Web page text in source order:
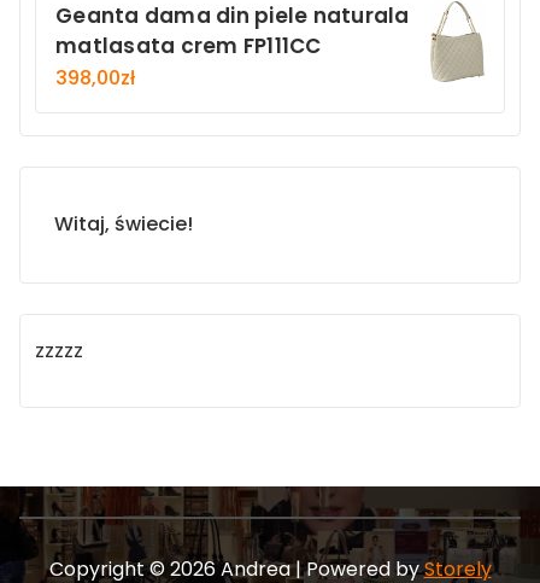
Geanta dama din piele naturala
matlasata crem FP111CC
398,00zł
Witaj, świecie!
zzzzz
Copyright © 2026 Andrea | Powered byStorely